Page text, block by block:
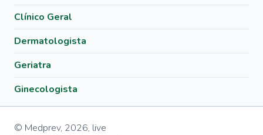
Clínico Geral
Dermatologista
Geriatra
Ginecologista
© Medprev, 2026, live